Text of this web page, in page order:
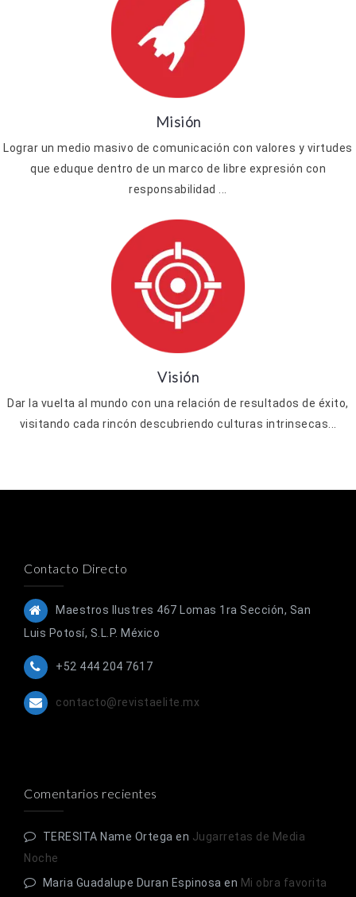
Misión
Lograr un medio masivo de comunicación con valores y virtudes
que eduque dentro de un marco de libre expresión con
responsabilidad ...
Visión
Dar la vuelta al mundo con una relación de resultados de éxito,
visitando cada rincón descubriendo culturas intrinsecas...
Contacto Directo
Maestros Ilustres 467 Lomas 1ra Sección, San
Luis Potosí, S.L.P. México
+52 444 204 7617
contacto@revistaelite.mx
Comentarios recientes
TERESITA Name Ortega en Jugarretas de Media
Noche
Maria Guadalupe Duran Espinosa en Mi obra favorita